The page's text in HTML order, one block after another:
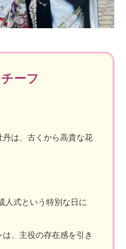
ーフ
丹は、古くから高貴な花
人式という特別な日に
、主役の存在感を引き